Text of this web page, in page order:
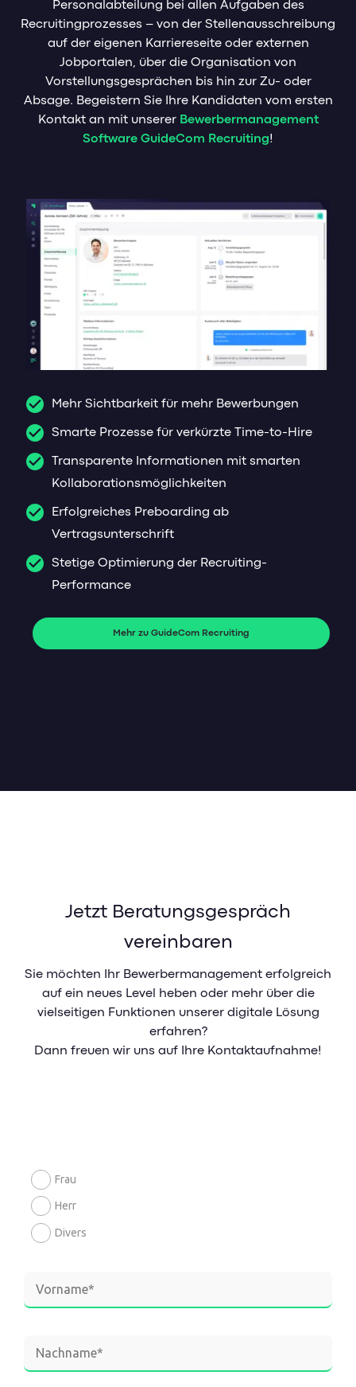
Personalabteilung bei allen Aufgaben des
Recruitingprozesses – von der Stellenausschreibung
auf der eigenen Karriereseite oder externen
Jobportalen, über die Organisation von
Vorstellungsgesprächen bis hin zur Zu- oder
Absage. Begeistern Sie Ihre Kandidaten vom ersten
Kontakt an mit unserer Bewerbermanagement
Software GuideCom Recruiting!
Mehr Sichtbarkeit für mehr Bewerbungen
Smarte Prozesse für verkürzte Time-to-Hire
Transparente Informationen mit smarten
Kollaborationsmöglichkeiten
Erfolgreiches Preboarding ab
Vertragsunterschrift
Stetige Optimierung der Recruiting-
Performance
Mehr zu GuideCom Recruiting
Jetzt Beratungsgespräch
vereinbaren
Sie möchten Ihr Bewerbermanagement erfolgreich
auf ein neues Level heben oder mehr über die
vielseitigen Funktionen unserer digitale Lösung
erfahren?
Dann freuen wir uns auf Ihre Kontaktaufnahme!
Frau
Herr
Divers